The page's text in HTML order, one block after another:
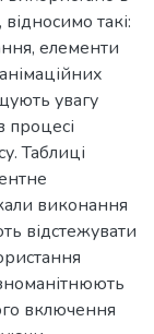
такі:
елементи
увагу
процесі
Таблиці
виконання
відстежувати
включення